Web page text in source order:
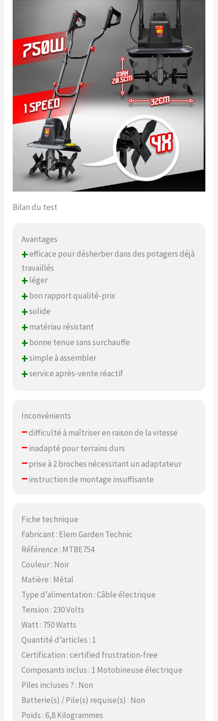
Bilan du test
Avantages
+efficace pour désherber dans des potagers déjà
travaillés
+léger
+bon rapport qualité-prix
+solide
+matériau résistant
+bonne tenue sans surchauffe
+simple à assembler
+service après-vente réactif
Inconvénients
–difficulté à maîtriser en raison de la vitesse
–inadapté pour terrains durs
–prise à 2 broches nécessitant un adaptateur
–instruction de montage insuffisante
Fiche technique
Fabricant : Elem Garden Technic
Référence : MTBE754
Couleur : Noir
Matière : Métal
Type d’alimentation : Câble électrique
Tension : 230 Volts
Watt : 750 Watts
Quantité d’articles : 1
Certification : certified frustration-free
Composants inclus : 1 Motobineuse électrique
Piles incluses ? : Non
Batterie(s) / Pile(s) requise(s) : Non
Poids : 6,8 Kilogrammes